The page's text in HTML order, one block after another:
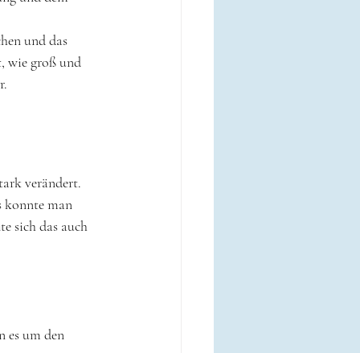
und das
wie groß und
verändert.
konnte man
sich das auch
es um den